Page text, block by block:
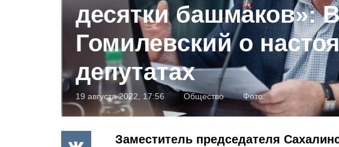
десятки башмаков»:
Гомилевский о
депутатах
19 августа 2022, 17:56 Общество Фото:
Заместитель председателя